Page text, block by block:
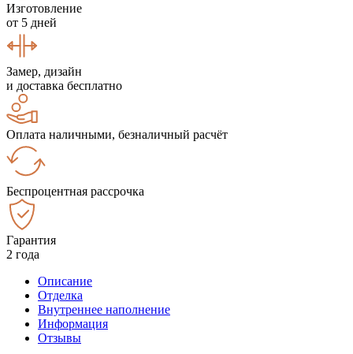
Изготовление
от 5 дней
Замер, дизайн
и доставка бесплатно
Оплата наличными, безналичный расчёт
Беспроцентная рассрочка
Гарантия
2 года
Описание
Отделка
Внутреннее наполнение
Информация
Отзывы